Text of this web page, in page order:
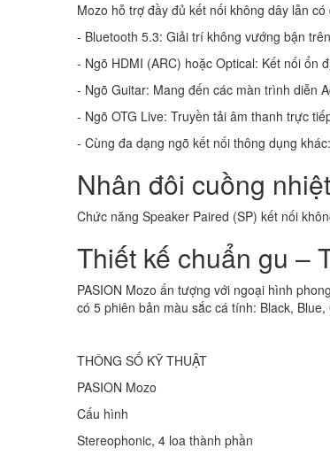
Mozo hỗ trợ đầy đủ kết nối không dây lẫn
- Bluetooth 5.3: Giải trí không vướng bận
- Ngõ HDMI (ARC) hoặc Optical: Kết nối ổn
- Ngõ Guitar: Mang đến các màn trình diễn
- Ngõ OTG Live: Truyền tải âm thanh trực
- Cùng đa dạng ngõ kết nối thông dụng
Nhân đôi cuồng nhiệt
Chức năng Speaker Paired (SP) kết nối
Thiết kế chuẩn gu –
PASION Mozo ấn tượng với ngoại hình
có 5 phiên bản màu sắc cá tính: Black,
THÔNG SỐ KỸ THUẬT
PASION Mozo
Cấu hình
Stereophonic, 4 loa thành phần